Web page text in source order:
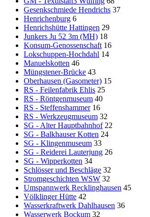
Gesenkschmiede Hendrichs 37
Henrichenburg 6
Henrichshütte Hattingen 29
Junkers Ju 52 3m (MH) 18
Konsum-Genossenschaft 16
Lokschuppen-Hochdahl 14
Manuelskotten 46
Müngstener-Brücke 43
Oberhausen (Gasometer) 15
RS - Feilenfabrik Ehlis 25
RS - Röntgenmuseum 40
RS - Steffenshammer 16
RS - Werkzeugmuseum 32
SG - Alter Hauptbahnhof 22
SG - Balkhauser Kotten 24
SG - Klingenmuseum 33
SG - Reiderei Lauterjung 26
SG - Wipperkotten 34
Schlösser und Beschläge 32
Stromgeschichten WSW 32
Umspannwerk Recklinghausen 45
Völklinger Hütte 42
Wasserkraftwerk Dahlhausen 36
Wasserwerk Bockum 32